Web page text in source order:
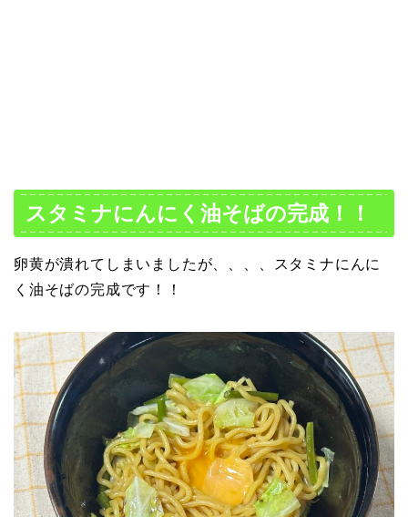
スタミナにんにく油そばの完成！！
卵黄が潰れてしまいましたが、、、、スタミナにんに
く油そばの完成です！！